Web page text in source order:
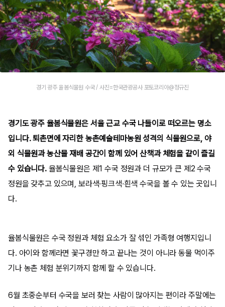
경기 광주 율봄식물원 수국 / 사진=한국관광공사 포토코리아@정규진
경기도 광주 율봄식물원은 서울 근교 수국 나들이로 떠오르는 명소
입니다. 퇴촌면에 자리한 농촌예술테마농원 성격의 식물원으로, 야
외 식물원과 농산물 재배 공간이 함께 있어 산책과 체험을 같이 즐길
수 있습니다.율봄식물원은 제1 수국 정원과 더 규모가 큰 제2 수국
정원을 갖추고 있으며, 보라색·핑크색·흰색 수국을 볼 수 있는 곳입니
다.
율봄식물원은 수국 정원과 체험 요소가 잘 섞인 가족형 여행지입니
다. 아이와 함께라면 꽃구경만 하고 끝나는 것이 아니라 동물 먹이주
기나 농촌 체험 분위기까지 함께 할 수 있습니다.
6월 초중순부터 수국을 보러 찾는 사람이 많아지는 편이라 주말에는